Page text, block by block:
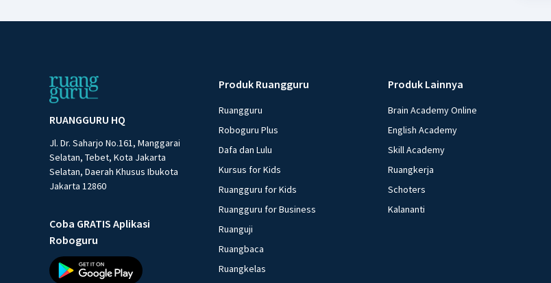
RUANGGURU HQ
Jl. Dr. Saharjo No.161, Manggarai
Selatan, Tebet, Kota Jakarta
Selatan, Daerah Khusus Ibukota
Jakarta 12860
Coba GRATIS Aplikasi
Roboguru
Produk Ruangguru
Ruangguru
Roboguru Plus
Dafa dan Lulu
Kursus for Kids
Ruangguru for Kids
Ruangguru for Business
Ruanguji
Ruangbaca
Ruangkelas
Produk Lainnya
Brain Academy Online
English Academy
Skill Academy
Ruangkerja
Schoters
Kalananti